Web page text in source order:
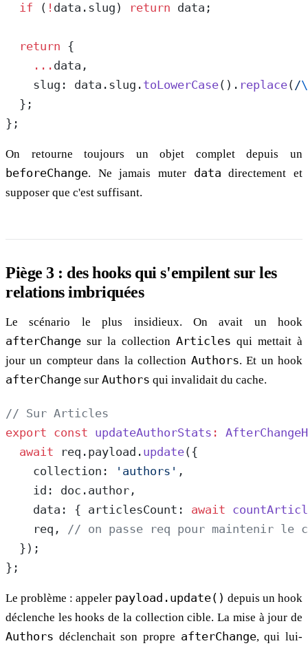
  if
( ! data.slug) return data;
  return
{
    ...
data,
    slug: data.slug.
toLowerCase(). replace( /
  };
};
On retourne toujours un objet complet depuis un
beforeChange. Ne jamais muter data directement et
supposer que c'est suffisant.
Piège 3 : des hooks qui s'empilent sur les
relations imbriquées
Le scénario le plus insidieux. On avait un hook
afterChange sur la collection Articles qui mettait à
jour un compteur dans la collection Authors. Et un hook
afterChange sur Authors qui invalidait du cache.
// Sur Articles
export const updateAuthorStats :
  await
req.payload. update({
    collection:
'authors' ,
    id: doc.author,
    data: { articlesCount:
await
    req,
// on passe req pour maintenir le
  });
};
Le problème : appeler payload.update() depuis un hook
déclenche les hooks de la collection cible. La mise à jour de
Authors déclenchait son propre afterChange, qui lui-